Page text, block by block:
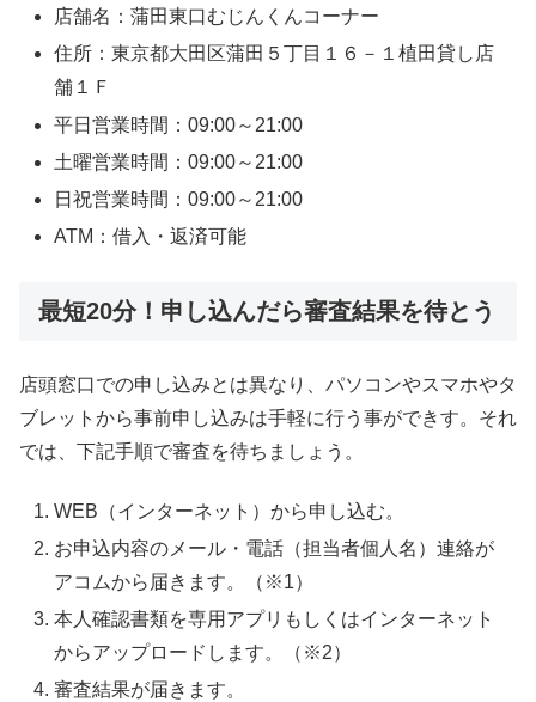
店舗名：蒲田東口むじんくんコーナー
住所：東京都大田区蒲田５丁目１６－１植田貸し店
舗１Ｆ
平日営業時間：09:00～21:00
土曜営業時間：09:00～21:00
日祝営業時間：09:00～21:00
ATM：借入・返済可能
最短20分！申し込んだら審査結果を待とう
店頭窓口での申し込みとは異なり、パソコンやスマホやタ
ブレットから事前申し込みは手軽に行う事ができす。それ
では、下記手順で審査を待ちましょう。
WEB（インターネット）から申し込む。
お申込内容のメール・電話（担当者個人名）連絡が
アコムから届きます。（※1）
本人確認書類を専用アプリもしくはインターネット
からアップロードします。（※2）
審査結果が届きます。